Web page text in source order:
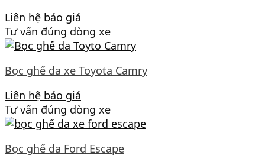
Liên hệ báo giá
Tư vấn đúng dòng xe
Bọc ghế da xe Toyota Camry
Liên hệ báo giá
Tư vấn đúng dòng xe
Bọc ghế da Ford Escape